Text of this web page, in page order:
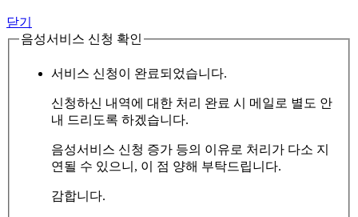
닫기
음성서비스 신청 확인
서비스 신청이 완료되었습니다.
신청하신 내역에 대한 처리 완료 시 메일로 별도 안
내 드리도록 하겠습니다.
음성서비스 신청 증가 등의 이유로 처리가 다소 지
연될 수 있으니, 이 점 양해 부탁드립니다.
감합니다.